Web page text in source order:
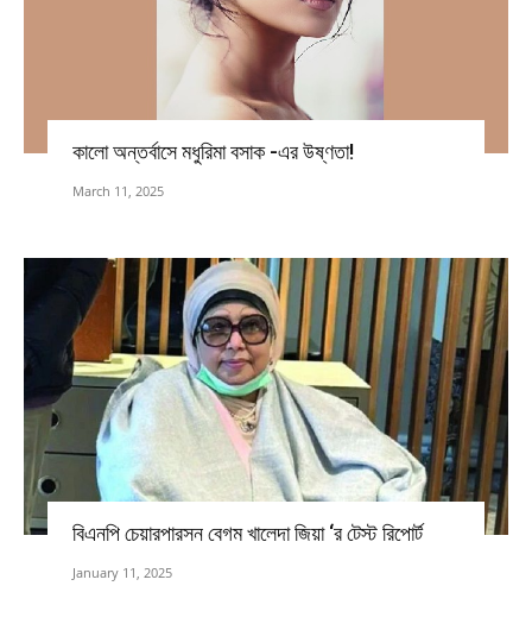
কালো অন্তর্বাসে মধুরিমা বসাক -এর উষ্ণতা!
March 11, 2025
বিএনপি চেয়ারপারসন বেগম খালেদা জিয়া ‘র টেস্ট রিপোর্ট
January 11, 2025